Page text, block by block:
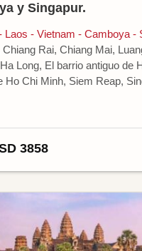
y Singapur.
Laos - Vietnam - Camboya -
Rai, Chiang Mai,
Long, El barrio antiguo de
Ho Chi Minh, Siem Reap,
3858